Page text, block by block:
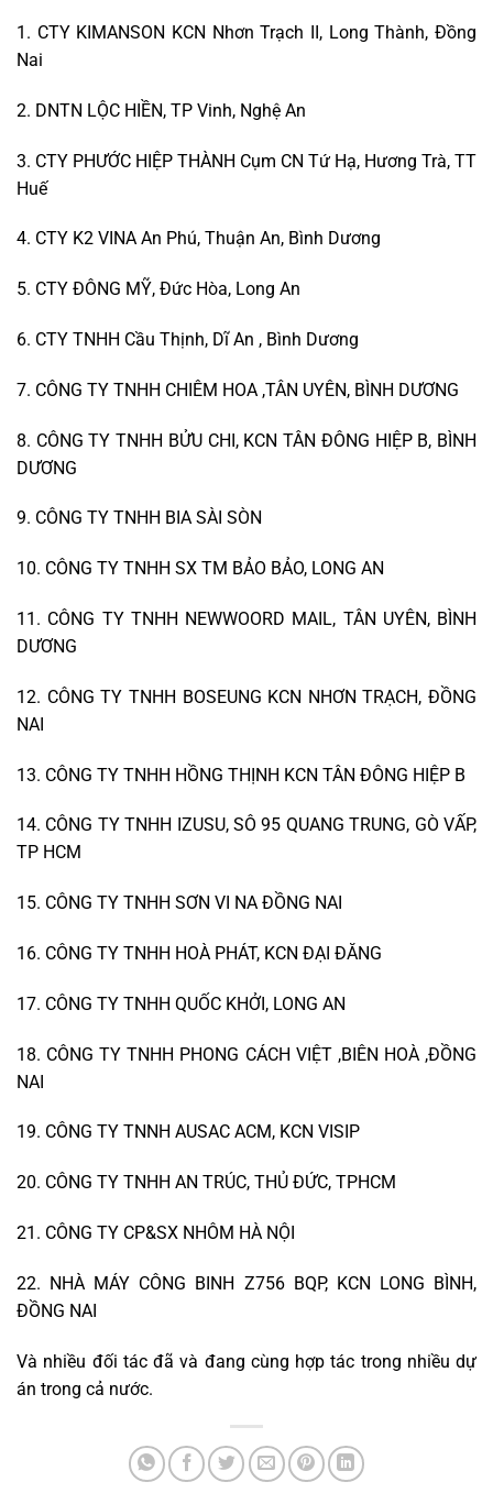
1. CTY KIMANSON KCN Nhơn Trạch II, Long Thành, Đồng
Nai
2. DNTN LỘC HIỀN, TP Vinh, Nghệ An
3. CTY PHƯỚC HIỆP THÀNH Cụm CN Tứ Hạ, Hương Trà, TT
Huế
4. CTY K2 VINA An Phú, Thuận An, Bình Dương
5. CTY ĐÔNG MỸ, Đức Hòa, Long An
6. CTY TNHH Cầu Thịnh, Dĩ An , Bình Dương
7. CÔNG TY TNHH CHIÊM HOA ,TÂN UYÊN, BÌNH DƯƠNG
8. CÔNG TY TNHH BỬU CHI, KCN TÂN ĐÔNG HIỆP B, BÌNH
DƯƠNG
9. CÔNG TY TNHH BIA SÀI SÒN
10. CÔNG TY TNHH SX TM BẢO BẢO, LONG AN
11. CÔNG TY TNHH NEWWOORD MAIL, TÂN UYÊN, BÌNH
DƯƠNG
12. CÔNG TY TNHH BOSEUNG KCN NHƠN TRẠCH, ĐỒNG
NAI
13. CÔNG TY TNHH HỒNG THỊNH KCN TÂN ĐÔNG HIỆP B
14. CÔNG TY TNHH IZUSU, SÔ 95 QUANG TRUNG, GÒ VẤP,
TP HCM
15. CÔNG TY TNHH SƠN VI NA ĐỒNG NAI
16. CÔNG TY TNHH HOÀ PHÁT, KCN ĐẠI ĐĂNG
17. CÔNG TY TNHH QUỐC KHỞI, LONG AN
18. CÔNG TY TNHH PHONG CÁCH VIỆT ,BIÊN HOÀ ,ĐỒNG
NAI
19. CÔNG TY TNNH AUSAC ACM, KCN VISIP
20. CÔNG TY TNHH AN TRÚC, THỦ ĐỨC, TPHCM
21. CÔNG TY CP&SX NHÔM HÀ NỘI
22. NHÀ MÁY CÔNG BINH Z756 BQP, KCN LONG BÌNH,
ĐỒNG NAI
Và nhiều đối tác đã và đang cùng hợp tác trong nhiều dự
án trong cả nước.